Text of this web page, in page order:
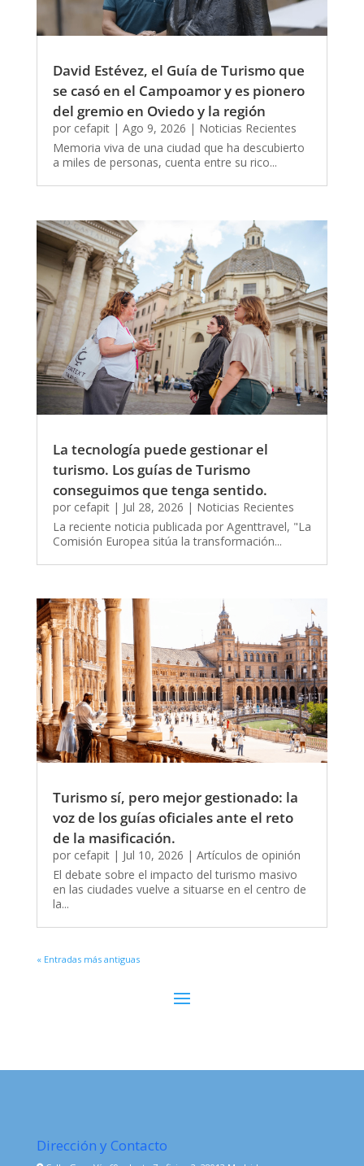
David Estévez, el Guía de Turismo que
se casó en el Campoamor y es pionero
del gremio en Oviedo y la región
por cefapit| Ago 9, 2026 | Noticias Recientes
Memoria viva de una ciudad que ha descubierto
a miles de personas, cuenta entre su rico...
La tecnología puede gestionar el
turismo. Los guías de Turismo
conseguimos que tenga sentido.
por cefapit| Jul 28, 2026 | Noticias Recientes
La reciente noticia publicada por Agenttravel, "La
Comisión Europea sitúa la transformación...
Turismo sí, pero mejor gestionado: la
voz de los guías oficiales ante el reto
de la masificación.
por cefapit| Jul 10, 2026 | Artículos de opinión
El debate sobre el impacto del turismo masivo
en las ciudades vuelve a situarse en el centro de
la...
« Entradas más antiguas
Dirección y Contacto